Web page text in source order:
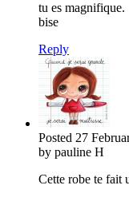
tu es magnifique.
bise
Reply
Posted 27
by pauline H
Cette robe te fait